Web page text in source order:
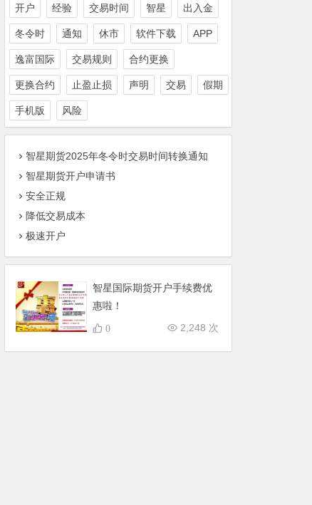
开户 经验 交易时间 智星 出入金
冬令时 通知 休市 软件下载 APP
逸富国际 交易规则 合约更换
更换合约 止盈止损 声明 交易 假期
手机版 风险
智星期货2025年冬令时交易时间转换通知
智星期货开户申请书
安全正规
降低交易成本
极速开户
智星国际期货开户手续费优
惠啦！
2,248 次
0